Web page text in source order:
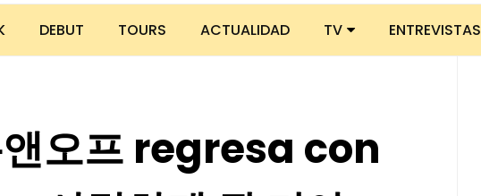
DEBUT TOURS ACTUALIDAD TV ENTREVISTAS
오프 regresa con